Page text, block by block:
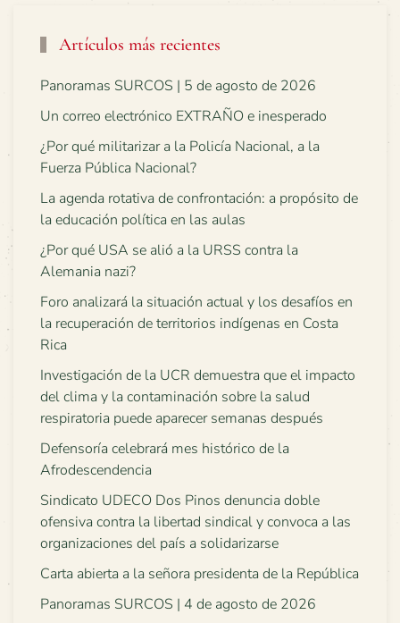
Artículos más recientes
Panoramas SURCOS | 5 de agosto de 2026
Un correo electrónico EXTRAÑO e inesperado
¿Por qué militarizar a la Policía Nacional, a la
Fuerza Pública Nacional?
La agenda rotativa de confrontación: a propósito de
la educación política en las aulas
¿Por qué USA se alió a la URSS contra la
Alemania nazi?
Foro analizará la situación actual y los desafíos en
la recuperación de territorios indígenas en Costa
Rica
Investigación de la UCR demuestra que el impacto
del clima y la contaminación sobre la salud
respiratoria puede aparecer semanas después
Defensoría celebrará mes histórico de la
Afrodescendencia
Sindicato UDECO Dos Pinos denuncia doble
ofensiva contra la libertad sindical y convoca a las
organizaciones del país a solidarizarse
Carta abierta a la señora presidenta de la República
Panoramas SURCOS | 4 de agosto de 2026